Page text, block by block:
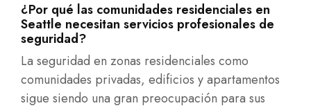
¿Por qué las comunidades residenciales en
Seattle necesitan servicios profesionales de
seguridad?
La seguridad en zonas residenciales como
comunidades privadas, edificios y apartamentos
sigue siendo una gran preocupación para sus